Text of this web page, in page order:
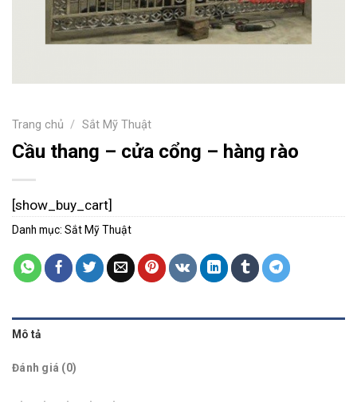
Trang chủ / Sắt Mỹ Thuật
Cầu thang – cửa cổng – hàng rào
[show_buy_cart]
Danh mục: Sắt Mỹ Thuật
Mô tả
Đánh giá (0)